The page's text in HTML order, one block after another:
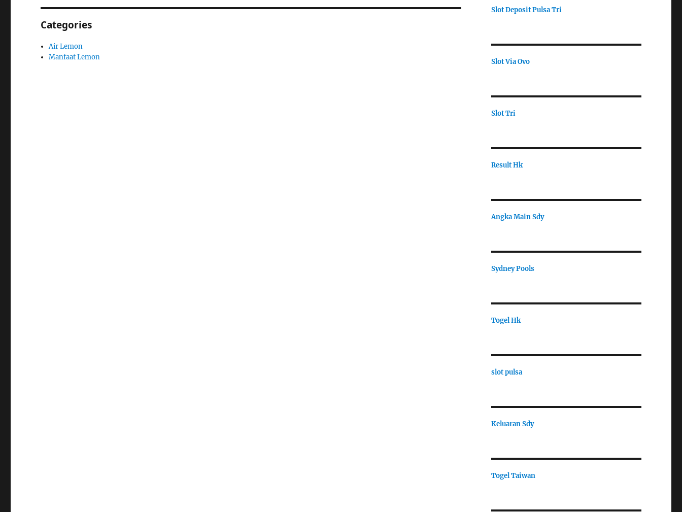
Categories
Air Lemon
Manfaat Lemon
Slot Deposit Pulsa Tri
Slot Via Ovo
Slot Tri
Result Hk
Angka Main Sdy
Sydney Pools
Togel Hk
slot pulsa
Keluaran Sdy
Togel Taiwan